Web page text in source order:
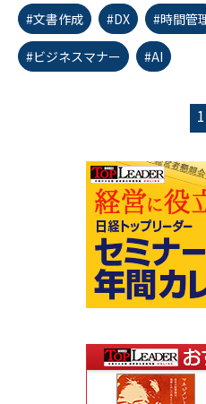
#文書作成 #DX #時間管
#ビジネスマナー #AI
1